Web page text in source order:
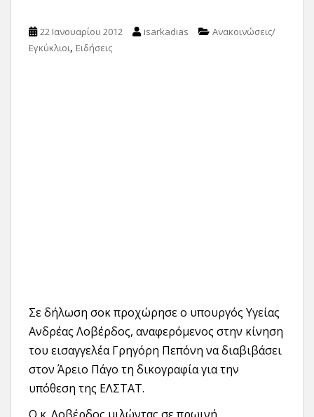
22 Ιανουαρίου 2012 isarkadias
Ανακοινώσεις/
Εγκύκλιοι, Ειδήσεις
Σε δήλωση σοκ προχώρησε ο υπουργός Υγείας
Ανδρέας Λοβέρδος, αναφερόμενος στην κίνηση
του εισαγγελέα Γρηγόρη Πεπόνη να διαβιβάσει
στον Άρειο Πάγο τη δικογραφία για την
υπόθεση της ΕΛΣΤΑΤ.